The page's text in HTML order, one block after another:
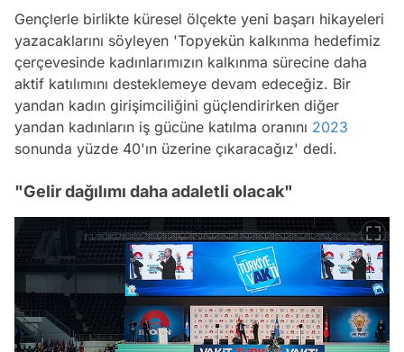
Gençlerle birlikte küresel ölçekte yeni başarı hikayeleri
yazacaklarını söyleyen 'Topyekün kalkınma hedefimiz
çerçevesinde kadınlarımızın kalkınma sürecine daha
aktif katılımını desteklemeye devam edeceğiz. Bir
yandan kadın girişimciliğini güçlendirirken diğer
yandan kadınların iş gücüne katılma oranını 2023
sonunda yüzde 40'ın üzerine çıkaracağız' dedi.
"Gelir dağılımı daha adaletli olacak"